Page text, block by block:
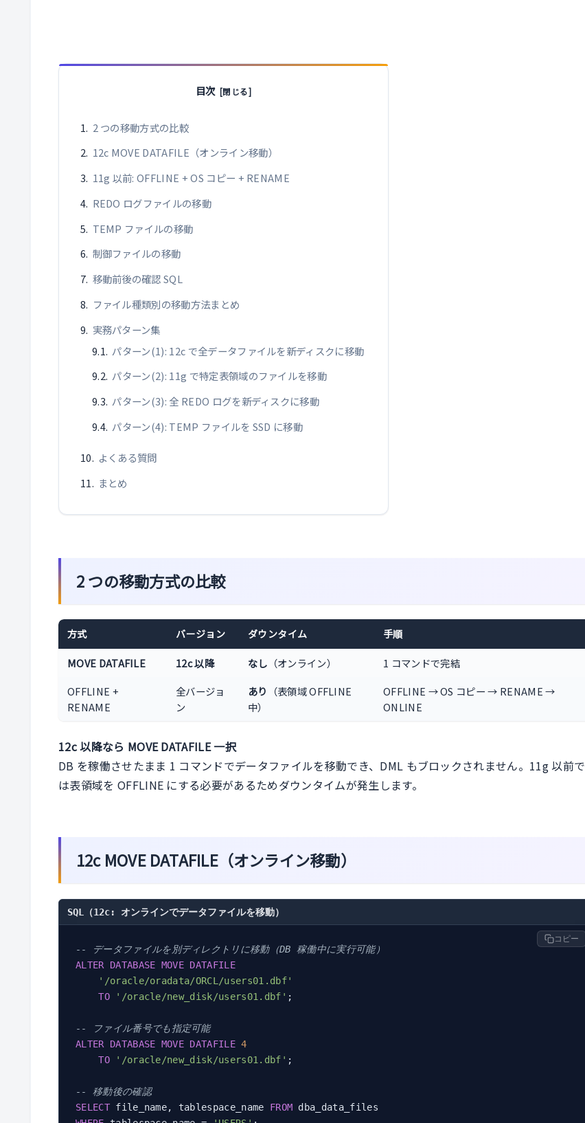
目次
2 つの移動方式の比較
12c MOVE DATAFILE（オンライン移動）
11g 以前: OFFLINE + OS コピー + RENAME
REDO ログファイルの移動
TEMP ファイルの移動
制御ファイルの移動
移動前後の確認 SQL
ファイル種類別の移動方法まとめ
実務パターン集
パターン(1): 12c で全データファイルを新ディスクに移動
パターン(2): 11g で特定表領域のファイルを移動
パターン(3): 全 REDO ログを新ディスクに移動
パターン(4): TEMP ファイルを SSD に移動
よくある質問
まとめ
2 つの移動方式の比較
方式 バージョン ダウンタイム 手順
MOVE DATAFILE 12c 以降 なし （オンライン）
1 コマンドで完結
OFFLINE +
RENAME
全バージョ
ン
あり
（表領域 OFFLINE
中）
OFFLINE → OS コピー → RENAME →
ONLINE
12c 以降なら MOVE DATAFILE 一択
DB を稼働させたまま 1 コマンドでデータファイルを移動でき、DML もブロックされません。11g 以前で
は表領域を OFFLINE にする必要があるためダウンタイムが発生します。
12c MOVE DATAFILE（オンライン移動）
SQL（12c: オンラインでデータファイルを移動）
-- データファイルを別ディレクトリに移動（DB 稼働中に実行可能）
ALTER
DATABASE MOVE DATAFILE
'/oracle/oradata/ORCL/users01.dbf'
TO
'/oracle/new_disk/users01.dbf' ;
-- ファイル番号でも指定可能
ALTER
DATABASE MOVE DATAFILE 4
TO
'/oracle/new_disk/users01.dbf' ;
-- 移動後の確認
SELECT file_name, tablespace_name FROM
コピー